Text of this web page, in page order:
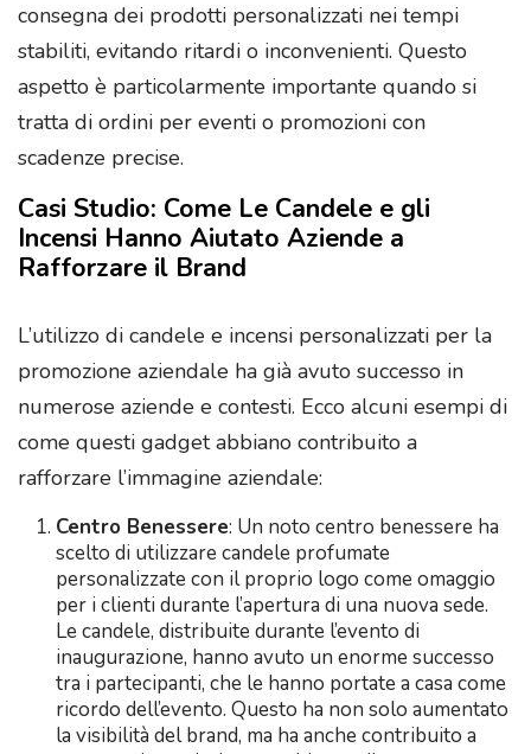
consegna dei prodotti personalizzati nei tempi
stabiliti, evitando ritardi o inconvenienti. Questo
aspetto è particolarmente importante quando si
tratta di ordini per eventi o promozioni con
scadenze precise.
Casi Studio: Come Le Candele e gli
Incensi Hanno Aiutato Aziende a
Rafforzare il Brand
L’utilizzo di candele e incensi personalizzati per la
promozione aziendale ha già avuto successo in
numerose aziende e contesti. Ecco alcuni esempi di
come questi gadget abbiano contribuito a
rafforzare l’immagine aziendale:
Centro Benessere: Un noto centro benessere ha
scelto di utilizzare candele profumate
personalizzate con il proprio logo come omaggio
per i clienti durante l’apertura di una nuova sede.
Le candele, distribuite durante l’evento di
inaugurazione, hanno avuto un enorme successo
tra i partecipanti, che le hanno portate a casa come
ricordo dell’evento. Questo ha non solo aumentato
la visibilità del brand, ma ha anche contribuito a